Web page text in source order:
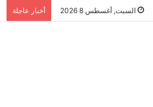
السبت, أغسطس 8 2026 أخبار عاجلة